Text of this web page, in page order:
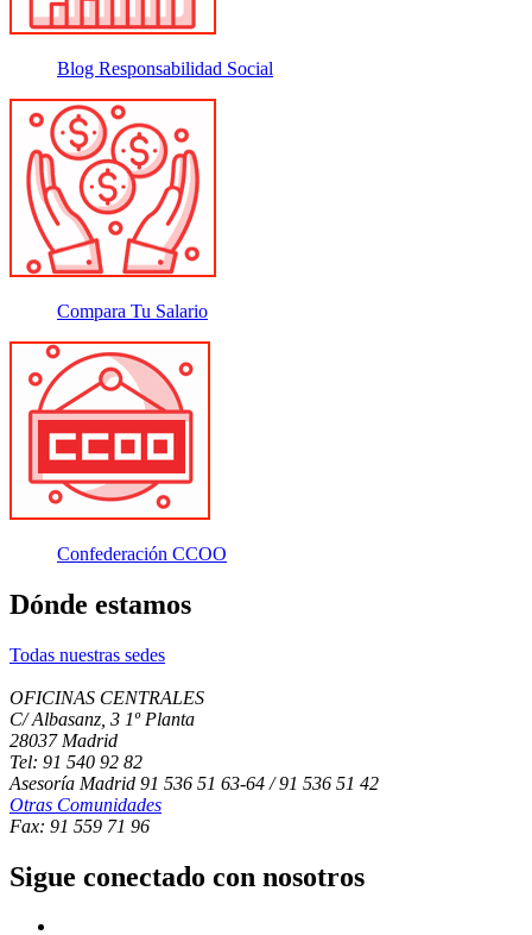
Blog Responsabilidad Social
Compara Tu Salario
Confederación CCOO
Dónde estamos
Todas nuestras sedes
OFICINAS CENTRALES
C/ Albasanz, 3 1º Planta
28037 Madrid
Tel: 91 540 92 82
Asesoría Madrid 91 536 51 63-64 / 91 536 51 42
Otras Comunidades
Fax: 91 559 71 96
Sigue conectado con nosotros